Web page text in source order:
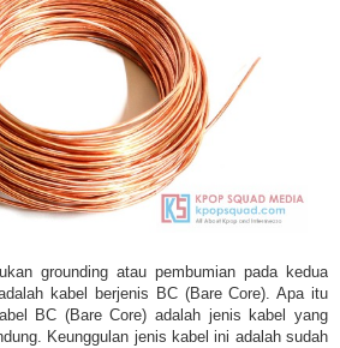
grounding atau pembumian pada kedua
kabel berjenis BC (Bare Core). Apa itu
BC (Bare Core) adalah jenis kabel yang
Keunggulan jenis kabel ini adalah sudah